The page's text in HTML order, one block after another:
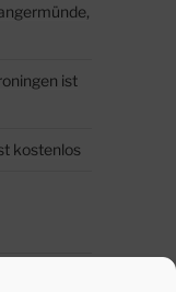
ist
kostenlos